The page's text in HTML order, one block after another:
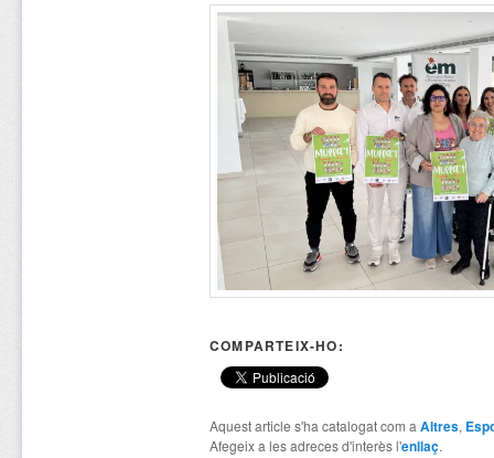
COMPARTEIX-HO:
Aquest article s'ha catalogat com a Altres,
Afegeix a les adreces d'interès l'enllaç.